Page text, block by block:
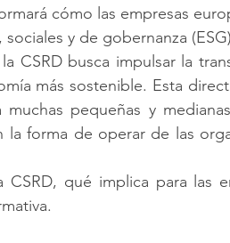
cómo las empresas
y de gobernanza
CSRD busca impulsar la
más sostenible. Esta
pequeñas y
la forma de operar de las
qué implica para las